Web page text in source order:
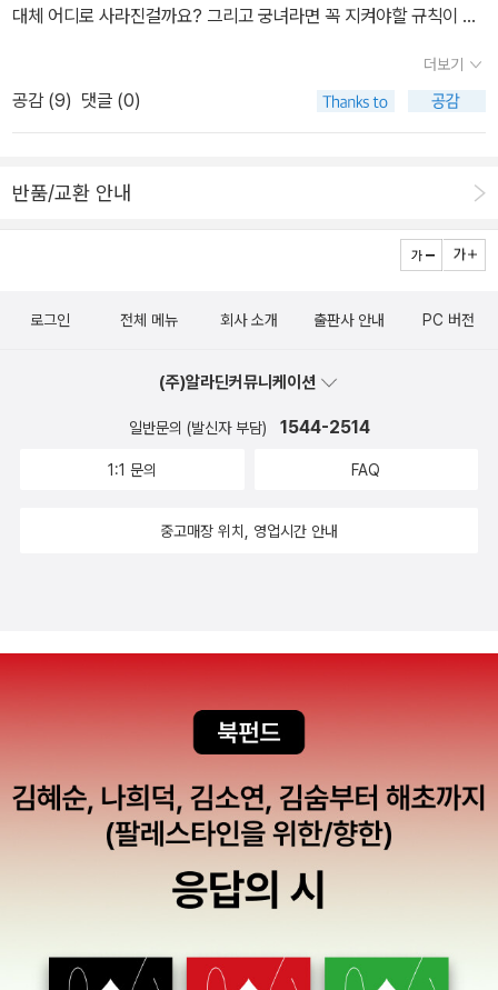
대체 어디로 사라진걸까요? 그리고 궁녀라면 꼭 지켜야할 규칙이 있
서는 안된다는 것, 그 외에 우물을 들여다보지 말것, 춘향이 놀이를 하
지 말것(생소한), 야간에 휘파람을 불지 말것, 손발톱은 해가 떠있을
때 깍을 것등 서술하지 않는 18번째 항목을 포함해 지켜야할 19가지
의 심리, 괜히 우물도 한번쯤 들여다보고 싶고 휘파람을 불면 진짜 뱀
는 춘향이도 불러보고 싶고 인간의 호기심을 채우려는 본연의 심리를
이 일어나는것인지도 모르지요. 하지 말라는 것만 있는것은 아니랍니
고 우물을 들여다 보라니요. 이상하게도 금기사항이라면서 한번쯤은
해보라는 듯 애매하게 적혀 있는 것들. 우물은 사용하지 않는다면서
노래를 알려주고 궁녀중에 강씨성을 가진 사람은 없다면서 통성명을
심안에 사는 백희와 노아와 머루와 궁주등의 이야기는 얼마나 흥미진
더보기
공감 (9) 댓글 (0)
반품/교환 안내
로그인 전체 메뉴 회사 소개 출판사 안내 PC 버전
(주)알라딘커뮤니케이션
일반문의 (발신자 부담) 1544-2514
1:1 문의 FAQ
중고매장 위치, 영업시간 안내